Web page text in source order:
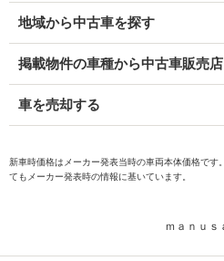
地域から中古車を探す
掲載物件の車種から中古車販売
車を売却する
新車時価格はメーカー発表当時の車両本体価格です
てもメーカー発表時の情報に基いています。
ｍａｎｕｓ